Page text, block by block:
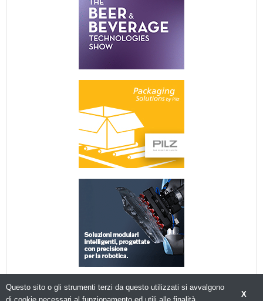
X
Questo sito o gli strumenti terzi da questo utilizzati si avvalgono